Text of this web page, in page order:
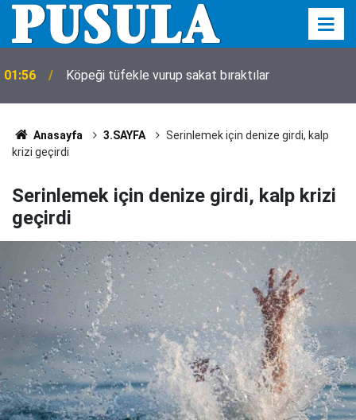
01:56 Köpeği tüfekle vurup sakat bıraktılar
Anasayfa 3.SAYFA
Serinlemek için denize girdi, kalp
krizi geçirdi
Serinlemek için denize girdi, kalp krizi
geçirdi